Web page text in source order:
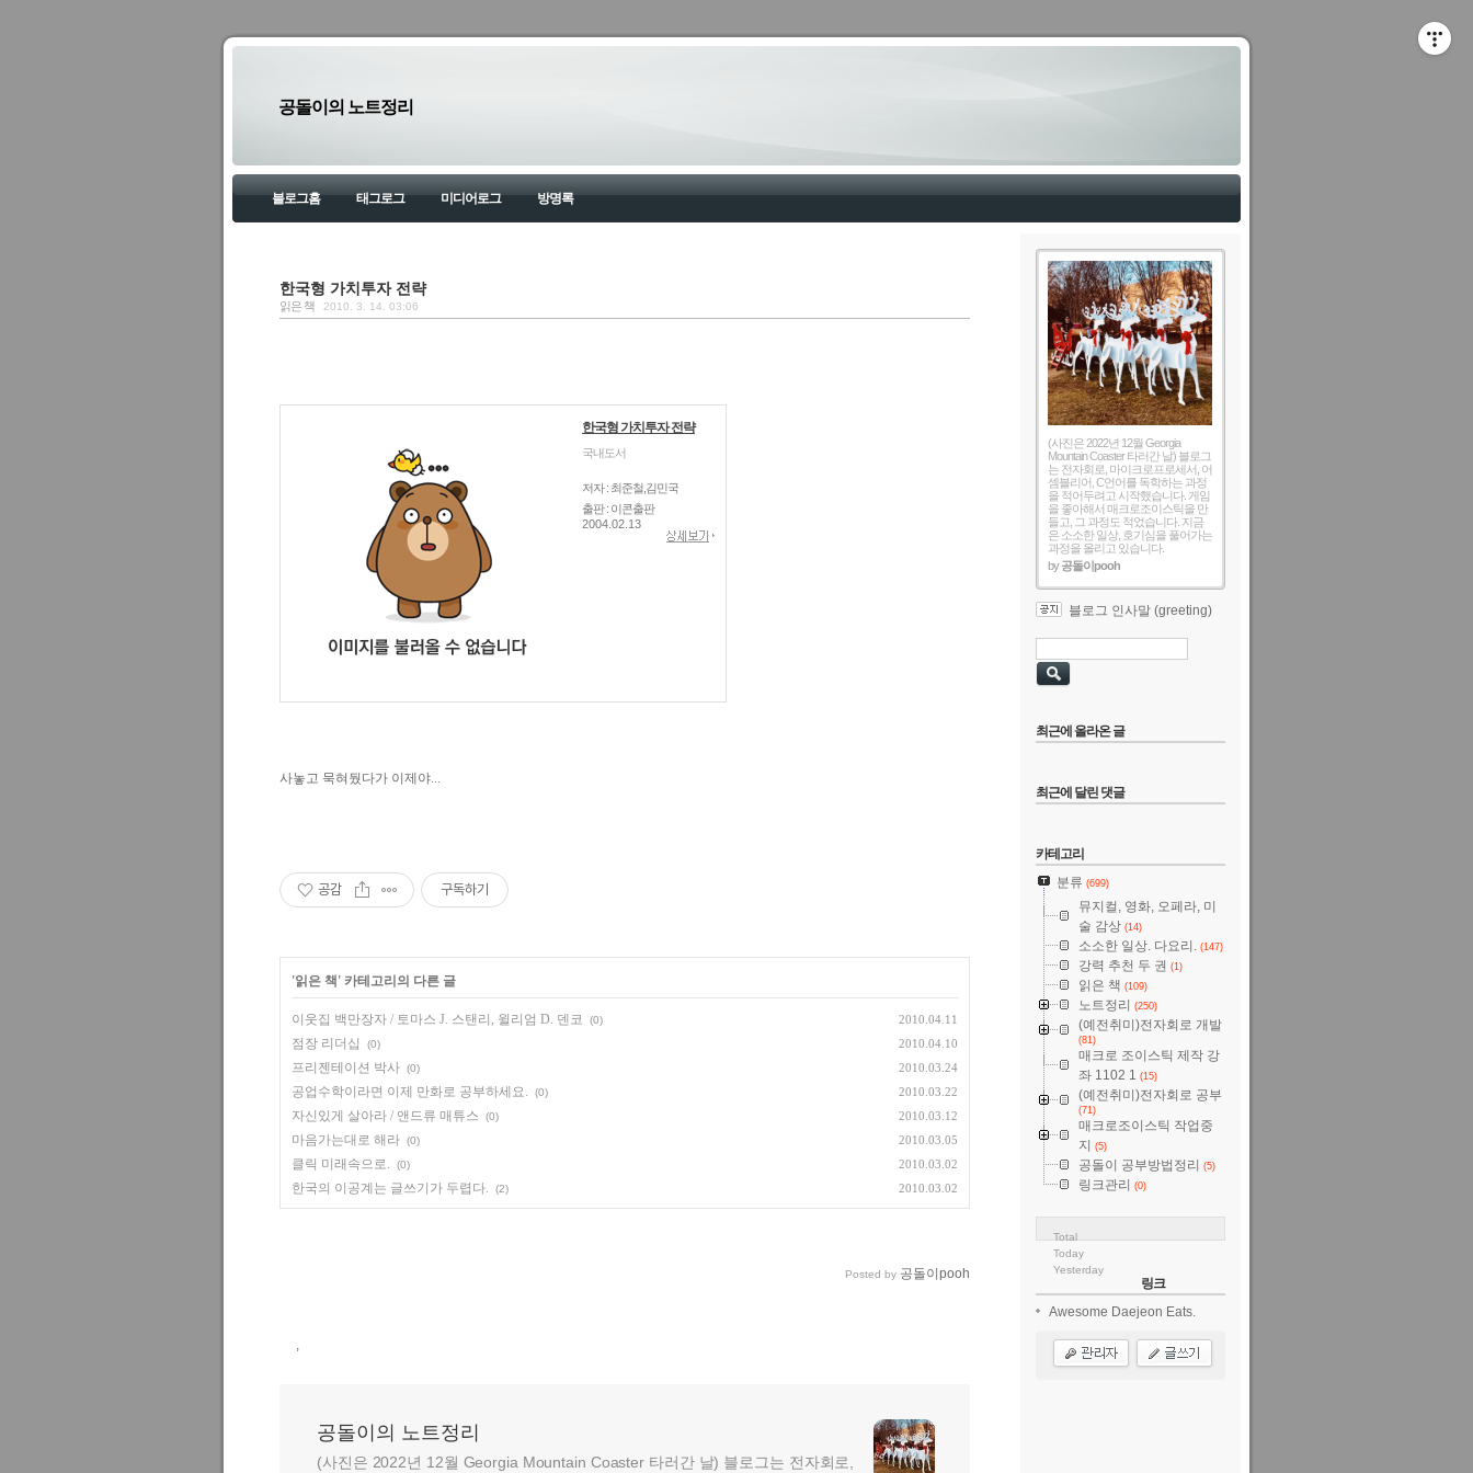
공돌이의 노트정리
블로그홈 태그로그 미디어로그 방명록
한국형 가치투자 전략
읽은 책 2010. 3. 14. 03:06
한국형 가치투자 전략
국내도서
저자 : 최준철,김민국
출판 : 이콘출판
2004.02.13
사놓고 묵혀뒀다가 이제야...
공감 구독하기
'읽은 책 ' 카테고리의 다른 글
이웃집 백만장자 / 토마스 J. 스탠리, 윌리엄 D. 덴코 (0) 2010.04.11
점장 리더십 (0) 2010.04.10
프리젠테이션 박사 (0) 2010.03.24
공업수학이라면 이제 만화로 공부하세요. (0) 2010.03.22
자신있게 살아라 / 앤드류 매튜스 (0) 2010.03.12
마음가는대로 해라 (0) 2010.03.05
클릭 미래속으로. (0) 2010.03.02
한국의 이공계는 글쓰기가 두렵다. (2) 2010.03.02
Posted by 공돌이pooh
,
공돌이의 노트정리
(사진은 2022년 12월 Georgia Mountain Coaster 타러간 날) 블로그는 전자회로,
(사진은 2022년 12월 Georgia
Mountain Coaster 타러간 날) 블로그
는 전자회로, 마이크로프로세서, 어
셈블리어, C언어를 독학하는 과정
을 적어두려고 시작했습니다. 게임
을 좋아해서 매크로조이스틱을 만
들고, 그 과정도 적었습니다. 지금
은 소소한 일상, 호기심을 풀어가는
과정을 올리고 있습니다.
by공돌이pooh
블로그 인사말 (greeting)
최근에 올라온 글
최근에 달린 댓글
카테고리
분류 (699)
뮤지컬, 영화, 오페라, 미
술 감상 (14)
소소한 일상. 다요리. (147)
강력 추천 두 권 (1)
읽은 책 (109)
노트정리 (250)
(예전취미)전자회로 개발
(81)
매크로 조이스틱 제작 강
좌 1102 1 (15)
(예전취미)전자회로 공부
(71)
매크로조이스틱 작업중
지
(5)
공돌이 공부방법정리 (5)
링크관리 (0)
Total
Today
Yesterday
링크
Awesome Daejeon Eats.